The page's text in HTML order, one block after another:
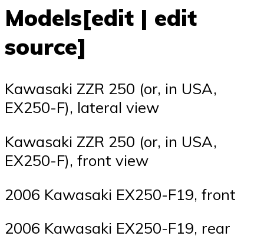
Models[edit | edit
source]
Kawasaki ZZR 250 (or, in USA,
EX250-F), lateral view
Kawasaki ZZR 250 (or, in USA,
EX250-F), front view
2006 Kawasaki EX250-F19, front
2006 Kawasaki EX250-F19, rear